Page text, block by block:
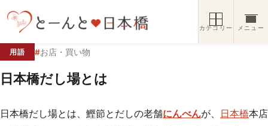
カテゴリー メニュー
用語 #お店・買い物
日本橋だし場とは
日本橋だし場とは、鰹節とだしの老舗にんべんが、 日本橋本店